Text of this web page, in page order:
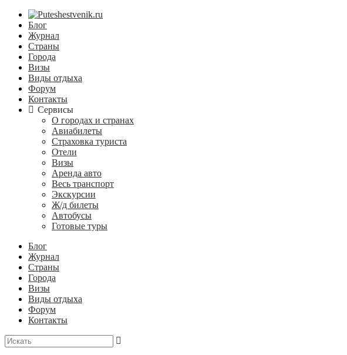
Блог
Журнал
Страны
Города
Визы
Виды отдыха
Форум
Контакты
Сервисы
О городах и странах
Авиабилеты
Страховка туриста
Отели
Визы
Аренда авто
Весь транспорт
Экскурсии
Ж/д билеты
Автобусы
Готовые туры
Блог
Журнал
Страны
Города
Визы
Виды отдыха
Форум
Контакты